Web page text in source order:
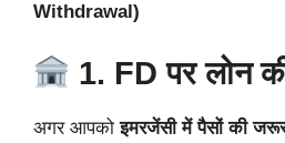
Withdrawal)
1. FD पर लोन
अगर आपकोइमरजेंसी में पैसों की